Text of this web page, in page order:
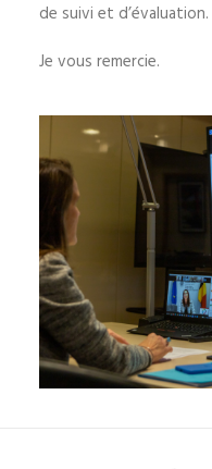
de suivi et d’évaluation.
Je vous remercie.